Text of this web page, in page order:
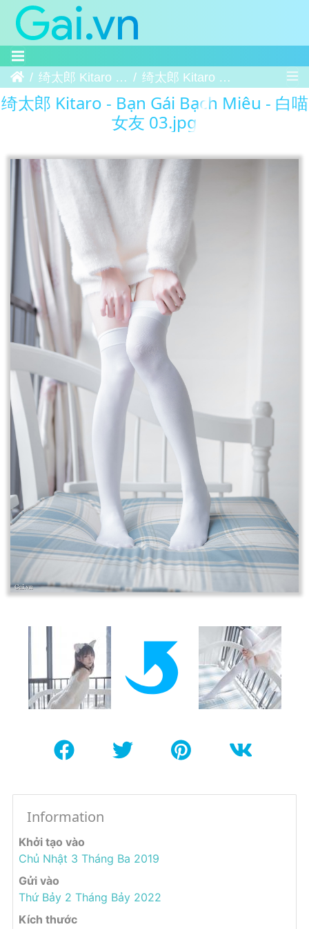
Trang chủ绮太郎 Kitaro - Bạn Gái Bạch Miêu - 白喵女友 绮太郎 Kitaro - Bạn Gái Bạch Miêu - 白喵女友 03
绮太郎 Kitaro - Bạn Gái Bạch Miêu - 白喵
女友 03.jpg
Information
Khởi tạo vào
Chủ Nhật 3 Tháng Ba 2019
Gửi vào
Thứ Bảy 2 Tháng Bảy 2022
Kích thước